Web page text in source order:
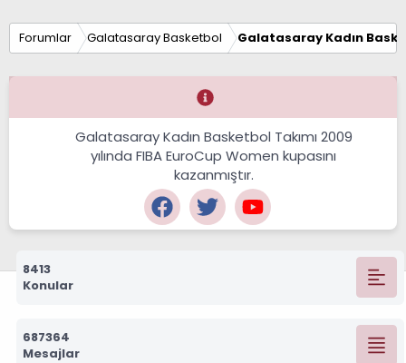
Forumlar Galatasaray Basketbol Galatasaray Kadın
Galatasaray Kadın Basketbol Takımı 2009
yılında FIBA EuroCup Women kupasını
kazanmıştır.
8413
Konular
687364
Mesajlar